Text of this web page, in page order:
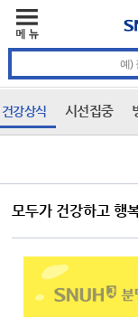
건강상식 시선집중
모두가 건강하고 행